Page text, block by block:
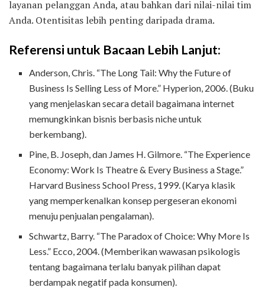
layanan pelanggan Anda, atau bahkan dari nilai-nilai tim
Anda. Otentisitas lebih penting daripada drama.
Referensi untuk Bacaan Lebih Lanjut:
Anderson, Chris. “The Long Tail: Why the Future of
Business Is Selling Less of More.” Hyperion, 2006. (Buku
yang menjelaskan secara detail bagaimana internet
memungkinkan bisnis berbasis niche untuk
berkembang).
Pine, B. Joseph, dan James H. Gilmore. “The Experience
Economy: Work Is Theatre & Every Business a Stage.”
Harvard Business School Press, 1999. (Karya klasik
yang memperkenalkan konsep pergeseran ekonomi
menuju penjualan pengalaman).
Schwartz, Barry. “The Paradox of Choice: Why More Is
Less.” Ecco, 2004. (Memberikan wawasan psikologis
tentang bagaimana terlalu banyak pilihan dapat
berdampak negatif pada konsumen).